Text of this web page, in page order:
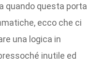
quando questa porta
ecco che ci
una logica in
inutile ed